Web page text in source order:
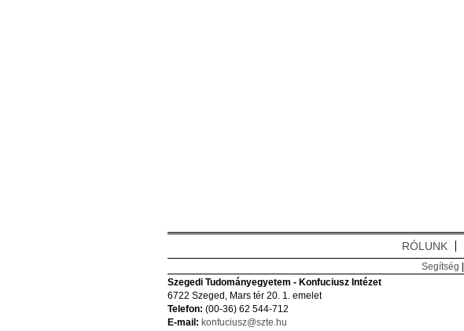
RÓLUNK
Segítség |
Szegedi Tudományegyetem - Konfuciusz Intézet
6722 Szeged, Mars tér 20. 1. emelet
Telefon: (00-36) 62 544-712
E-mail: konfuciusz@szte.hu